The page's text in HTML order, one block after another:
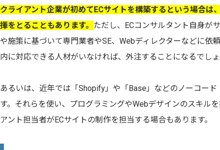
クライアント企業が初めてECサイトを構築するという場合は
揮をとることもあります。
ただし、ECコンサルタント自身が
や施策に基づいて専門業者やSE、Webディレクターなどに依
内に対応できる人材がいなければ、外注することになるでし
あるいは、近年では「Shopify」や「Base」などのノーコー
す。それらを使い、プログラミングやWebデザインのスキル
アント担当者がECサイトの制作を担当する場合もあります。